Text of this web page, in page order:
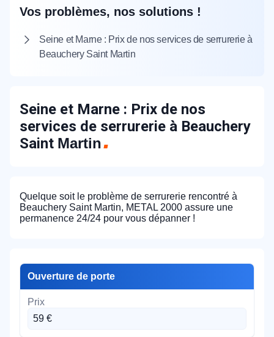
Vos problèmes, nos solutions !
Seine et Marne : Prix de nos services de serrurerie à
Beauchery Saint Martin
Seine et Marne : Prix de nos
services de serrurerie à Beauchery
Saint Martin
Quelque soit le problème de serrurerie rencontré à
Beauchery Saint Martin, METAL 2000 assure une
permanence 24/24 pour vous dépanner !
Ouverture de porte
59 €